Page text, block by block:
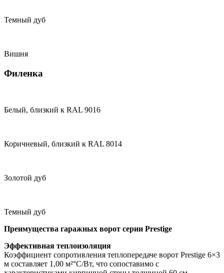
Темный дуб
Вишня
Филенка
Белый, близкий к RAL 9016
Коричневый, близкий к RAL 8014
Золотой дуб
Темный дуб
Преимущества гаражных ворот серии Prestige
Эффективная теплоизоляция
Коэффициент сопротивления теплопередаче ворот Prestige 6×3
м составляет 1,00 м²°C/Bт, что сопоставимо с